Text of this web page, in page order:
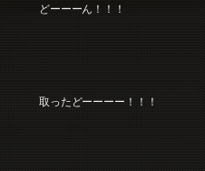
どーーーん！！！
取ったどーーーー！！！